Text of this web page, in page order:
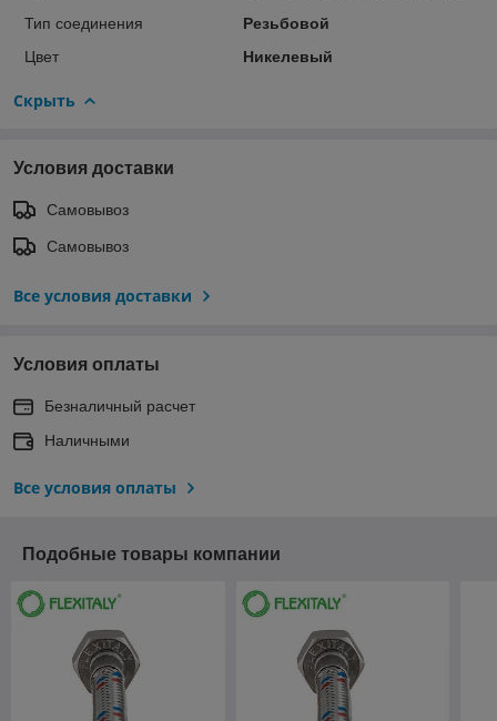
Тип соединения
Резьбовой
Цвет
Никелевый
Скрыть
Условия доставки
Самовывоз
Самовывоз
Все условия доставки
Условия оплаты
Безналичный расчет
Наличными
Все условия оплаты
Подобные товары компании